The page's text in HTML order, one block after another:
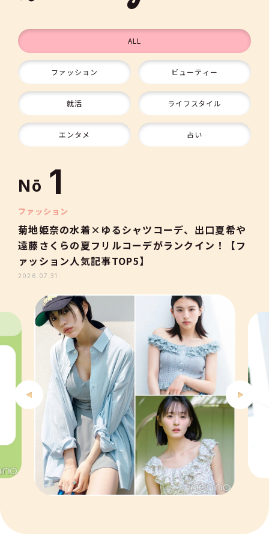
ALL
ファッション ビューティー
就活 ライフスタイル
エンタメ 占い
Nō
9
10
1
2
3
4
5
6
7
8
9
10
ファッション
菊地姫奈の水着×ゆるシャツコーデ、出口夏希や
遠藤さくらの夏フリルコーデがランクイン！【フ
ァッション人気記事TOP5】
2026.07.31